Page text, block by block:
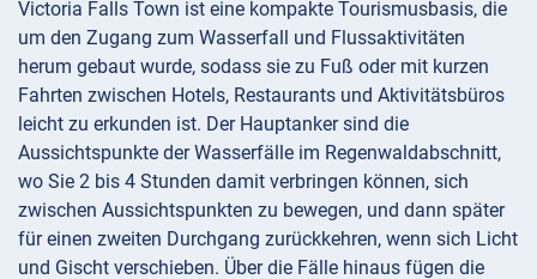
Victoria Falls Town ist eine kompakte Tourismusbasis, die
um den Zugang zum Wasserfall und Flussaktivitäten
herum gebaut wurde, sodass sie zu Fuß oder mit kurzen
Fahrten zwischen Hotels, Restaurants und Aktivitätsbüros
leicht zu erkunden ist. Der Hauptanker sind die
Aussichtspunkte der Wasserfälle im Regenwaldabschnitt,
wo Sie 2 bis 4 Stunden damit verbringen können, sich
zwischen Aussichtspunkten zu bewegen, und dann später
für einen zweiten Durchgang zurückkehren, wenn sich Licht
und Gischt verschieben. Über die Fälle hinaus fügen die